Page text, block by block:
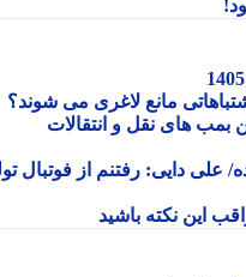
مانع لاغری می شوند؟
های نقل و انتقالات
دایی: رفتنم از فوتبال تولد
نکته باشید